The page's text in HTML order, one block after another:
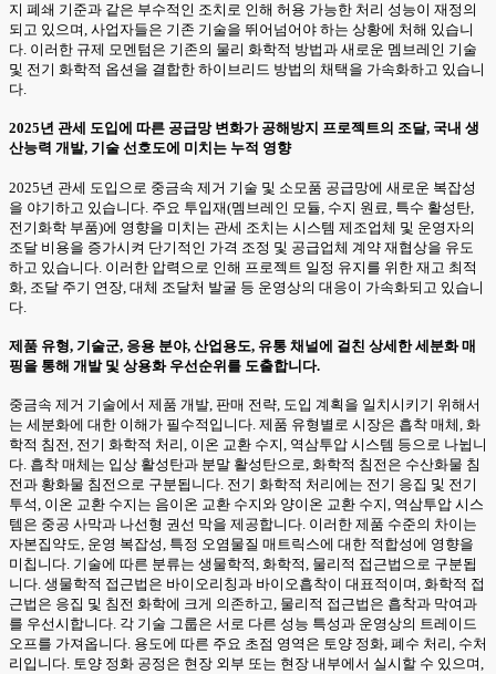
지 폐쇄 기준과 같은 부수적인 조치로 인해 허용 가능한 처리 성능이 재정의
되고 있으며, 사업자들은 기존 기술을 뛰어넘어야 하는 상황에 처해 있습니
다. 이러한 규제 모멘텀은 기존의 물리 화학적 방법과 새로운 멤브레인 기술
및 전기 화학적 옵션을 결합한 하이브리드 방법의 채택을 가속화하고 있습니
다.
2025년 관세 도입에 따른 공급망 변화가 공해방지 프로젝트의 조달, 국내 생
산능력 개발, 기술 선호도에 미치는 누적 영향
2025년 관세 도입으로 중금속 제거 기술 및 소모품 공급망에 새로운 복잡성
을 야기하고 있습니다. 주요 투입재(멤브레인 모듈, 수지 원료, 특수 활성탄,
전기화학 부품)에 영향을 미치는 관세 조치는 시스템 제조업체 및 운영자의
조달 비용을 증가시켜 단기적인 가격 조정 및 공급업체 계약 재협상을 유도
하고 있습니다. 이러한 압력으로 인해 프로젝트 일정 유지를 위한 재고 최적
화, 조달 주기 연장, 대체 조달처 발굴 등 운영상의 대응이 가속화되고 있습니
다.
제품 유형, 기술군, 응용 분야, 산업용도, 유통 채널에 걸친 상세한 세분화 매
핑을 통해 개발 및 상용화 우선순위를 도출합니다.
중금속 제거 기술에서 제품 개발, 판매 전략, 도입 계획을 일치시키기 위해서
는 세분화에 대한 이해가 필수적입니다. 제품 유형별로 시장은 흡착 매체, 화
학적 침전, 전기 화학적 처리, 이온 교환 수지, 역삼투압 시스템 등으로 나뉩니
다. 흡착 매체는 입상 활성탄과 분말 활성탄으로, 화학적 침전은 수산화물 침
전과 황화물 침전으로 구분됩니다. 전기 화학적 처리에는 전기 응집 및 전기
투석, 이온 교환 수지는 음이온 교환 수지와 양이온 교환 수지, 역삼투압 시스
템은 중공 사막과 나선형 권선 막을 제공합니다. 이러한 제품 수준의 차이는
자본집약도, 운영 복잡성, 특정 오염물질 매트릭스에 대한 적합성에 영향을
미칩니다. 기술에 따른 분류는 생물학적, 화학적, 물리적 접근법으로 구분됩
니다. 생물학적 접근법은 바이오리칭과 바이오흡착이 대표적이며, 화학적 접
근법은 응집 및 침전 화학에 크게 의존하고, 물리적 접근법은 흡착과 막여과
를 우선시합니다. 각 기술 그룹은 서로 다른 성능 특성과 운영상의 트레이드
오프를 가져옵니다. 용도에 따른 주요 초점 영역은 토양 정화, 폐수 처리, 수처
리입니다. 토양 정화 공정은 현장 외부 또는 현장 내부에서 실시할 수 있으며,